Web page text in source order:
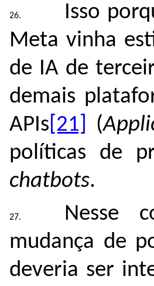
Isso
Meta vinha
de IA de
demais
APIs [21] (
políticas de
chatbots.
Nesse
mudança de
deveria ser